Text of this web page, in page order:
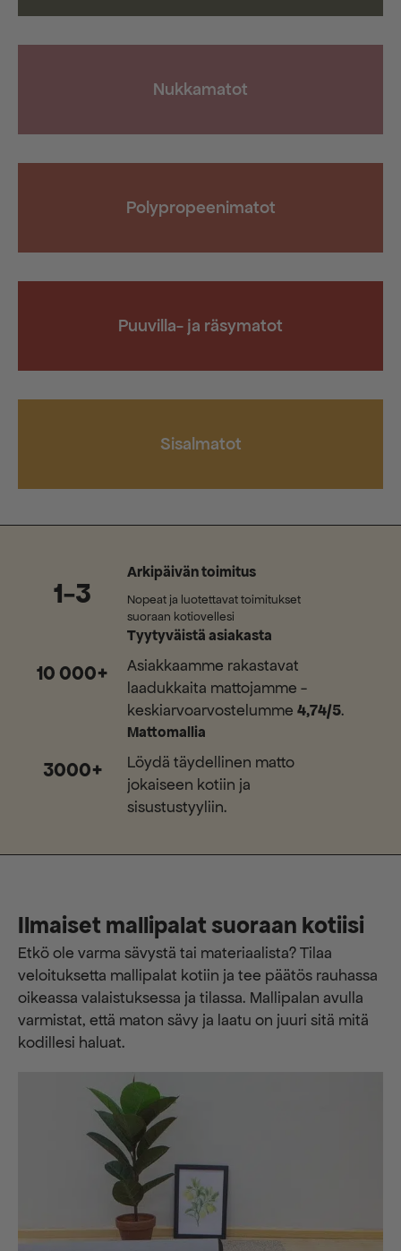
Nukkamatot
Polypropeenimatot
Puuvilla- ja räsymatot
Sisalmatot
1-3
Arkipäivän toimitus
Nopeat ja luotettavat toimitukset
suoraan kotiovellesi
10 000+
Tyytyväistä asiakasta
Asiakkaamme rakastavat
laadukkaita mattojamme -
keskiarvoarvostelumme4,74/5.
3000+
Mattomallia
Löydä täydellinen matto
jokaiseen kotiin ja
sisustustyyliin.
Ilmaiset mallipalat suoraan kotiisi
Etkö ole varma sävystä tai materiaalista? Tilaa
veloituksetta mallipalat kotiin ja tee päätös rauhassa
oikeassa valaistuksessa ja tilassa. Mallipalan avulla
varmistat, että maton sävy ja laatu on juuri sitä mitä
kodillesi haluat.